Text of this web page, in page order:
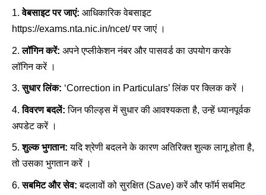
वेबसाइट पर जाएं: आधिकारिक वेबसाइट
https://exams.nta.nic.in/ncet/पर जाएं ।
लॉगिन करें: अपने एप्लीकेशन नंबर और पासवर्ड का उपयोग करके
लॉगिन करें ।
सुधार लिंक: ‘Correction in Particulars’ लिंक पर क्लिक करें ।
विवरण बदलें: जिन फील्ड्स में सुधार की आवश्यकता है, उन्हें ध्यानपूर्वक
अपडेट करें ।
शुल्क भुगतान: यदि श्रेणी बदलने के कारण अतिरिक्त शुल्क लागू होता है,
तो उसका भुगतान करें ।
सबमिट और सेव: बदलावों को सुरक्षित (Save) करें और फॉर्म सबमिट